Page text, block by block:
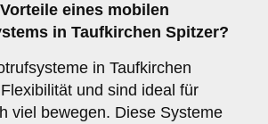
eines mobilen
in Taufkirchen Spitzer?
in Taufkirchen
und sind ideal für
viel bewegen. Diese Systeme